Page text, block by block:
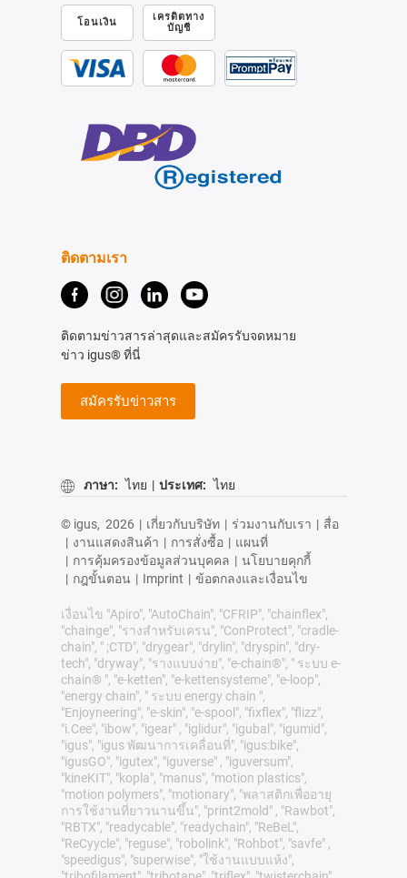
โอนเงิน
เครดิตทาง
บัญชี
ติดตามเรา
ติดตามข่าวสารล่าสุดและสมัครรับจดหมาย
ข่าว igus® ที่นี่
สมัครรับข่าวสาร
ภาษา: ไทย | ประเทศ: ไทย
© igus, 2026 | เกี่ยวกับบริษัท | ร่วมงานกับเรา | สื่อ
| งานแสดงสินค้า | การสั่งซื้อ | แผนที่
| การคุ้มครองข้อมูลส่วนบุคคล | นโยบายคุกกี้
| กฎขั้นตอน | Imprint | ข้อตกลงและเงื่อนไข
เงื่อนไข "Apiro", "AutoChain", "CFRIP", "chainflex",
"chainge", "รางสำหรับเครน", "ConProtect", "cradle-
chain", " ;CTD", "drygear", "drylin", "dryspin", "dry-
tech", "dryway", "รางแบบง่าย", "e-chain®", " ระบบ e-
chain® ", "e-ketten", "e-kettensysteme", "e-loop",
"energy chain", " ระบบ energy chain ",
"Enjoyneering", "e-skin", "e-spool", "fixflex", "flizz",
"i.Cee", "ibow", "igear" , "iglidur", "igubal", "igumid",
"igus", "igus พัฒนาการเคลื่อนที่", "igus:bike",
"igusGO", "igutex", "iguverse" , "iguversum",
"kineKIT", "kopla", "manus", "motion plastics",
"motion polymers", "motionary", "พลาสติกเพื่ออายุ
การใช้งานที่ยาวนานขึ้น", "print2mold" , "Rawbot",
"RBTX", "readycable", "readychain", "ReBeL",
"ReCyycle", "reguse", "robolink", "Rohbot", "savfe" ,
"speedigus", "superwise", "ใช้งานแบบแห้ง",